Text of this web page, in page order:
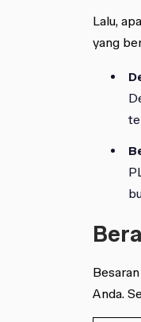
Lalu,
yang
Anda.